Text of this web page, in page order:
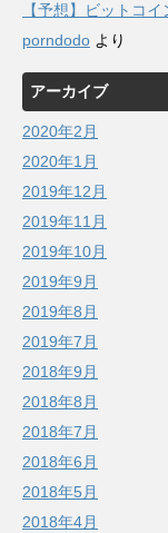
【予想】ビットコ
porndodo より
アーカイブ
2020年2月
2020年1月
2019年12月
2019年11月
2019年10月
2019年9月
2019年8月
2019年7月
2018年9月
2018年8月
2018年7月
2018年6月
2018年5月
2018年4月